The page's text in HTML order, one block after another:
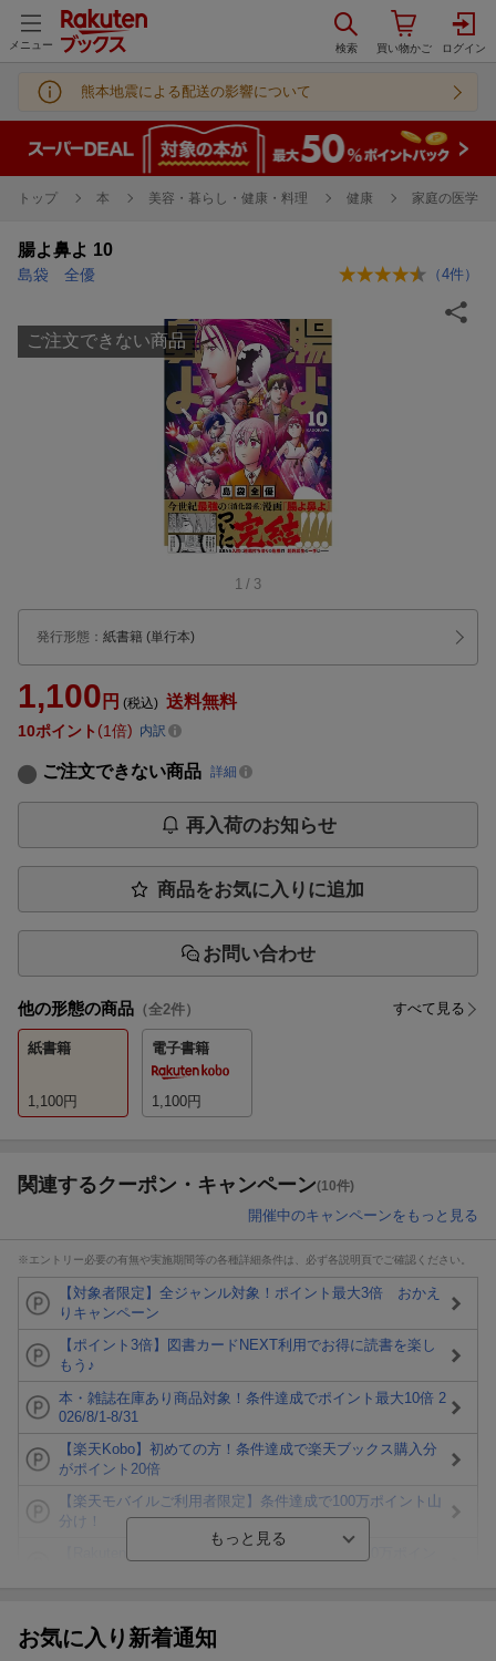
メニュー
熊本地震による配送の影響について
トップ 本 美容・暮らし・健康・料理 健康 家庭の医学
腸よ鼻よ 10
島袋 全優 （4件）
ご注文できない商品
1 / 3
発行形態 ： 紙書籍 (単行本)
1,100 円 (税込) 送料無料
10ポイント 1倍 内訳
ご注文できない商品 詳細
再入荷のお知らせ
商品をお気に入りに追加
お問い合わせ
他の形態の商品 （全2件） すべて見る
紙書籍
1,100円
電子書籍
1,100円
関連するクーポン・キャンペーン(10件)
開催中のキャンペーンをもっと見る
※エントリー必要の有無や実施期間等の各種詳細条件は、必ず各説明頁でご確認ください。
【対象者限定】全ジャンル対象！ポイント最大3倍 おかえ
りキャンペーン
【ポイント3倍】図書カードNEXT利用でお得に読書を楽し
もう♪
本・雑誌在庫あり商品対象！条件達成でポイント最大10倍 2
026/8/1-8/31
【楽天Kobo】初めての方！条件達成で楽天ブックス購入分
がポイント20倍
【楽天モバイルご利用者限定】条件達成で100万ポイント山
分け！
が当たる！
お気に入り新着通知